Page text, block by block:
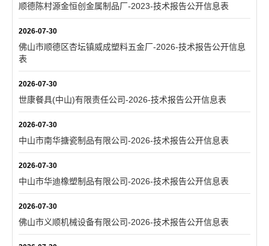
顺德陈村源金恒创金属制品厂-2023-技术报告公开信息表
2026-07-30
佛山市顺德区杏坛镇威成塑料五金厂-2026-技术报告公开信息
表
2026-07-30
世康餐具(中山)有限责任公司-2026-技术报告公开信息表
2026-07-30
中山市南华搪瓷制品有限公司-2026-技术报告公开信息表
2026-07-30
中山市华迪橡塑制品有限公司-2026-技术报告公开信息表
2026-07-30
佛山市义顺机械设备有限公司-2026-技术报告公开信息表